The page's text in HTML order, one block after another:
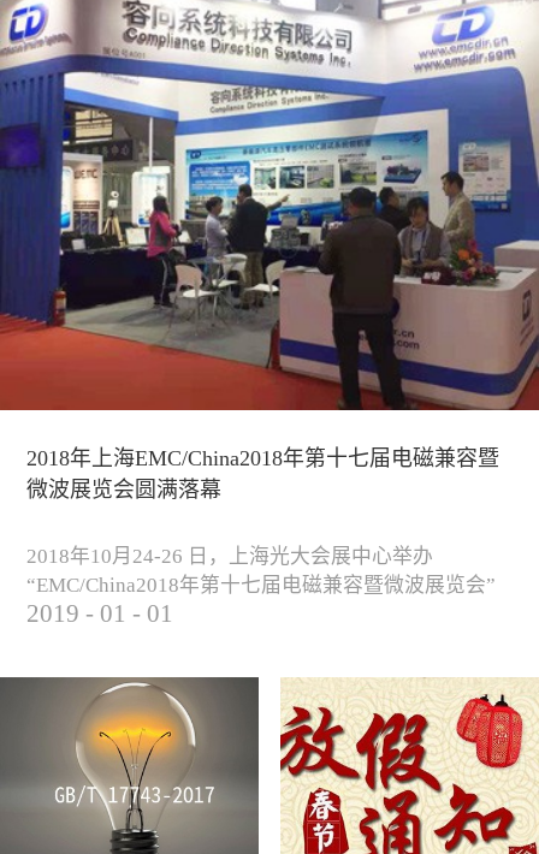
2018年上海EMC/China2018年第十七届电磁兼容暨
微波展览会圆满落幕
2018年10月24-26 日，上海光大会展中心举办
“EMC/China2018年第十七届电磁兼容暨微波展览会”
圆满落幕。我公司与来自军工、汽车、科研院校、通
状与未来，并展出测试、整改等行业尖端设备，吸引
业内外人士参观驻足。展会期间我公司举办了《电磁
兼容测试和设计技术》技术讲座，本次讲座同时特邀
德国Langer公司资深工程师Lars Glaesser...
2019 - 01 - 01